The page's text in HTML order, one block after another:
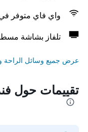
واي فاي متوفر
تلفاز بشاشة
عرض جميع وسائل الراحة
تقييمات حول